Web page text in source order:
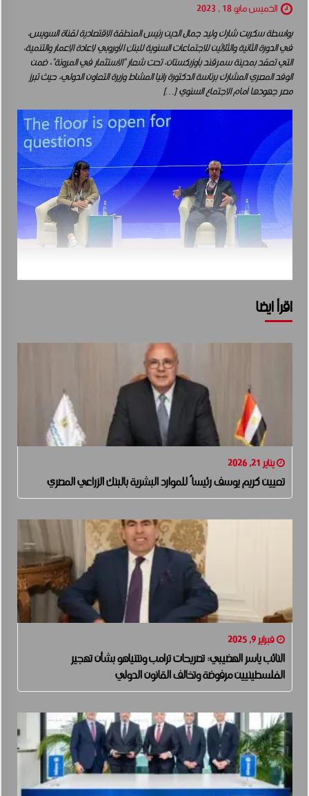
الخميس مايو 18 , 2023
بواسطة سكربت شارك وليد جمال الدين رئيس المنطقة الاقتصادية لقناة السويس،
في الدورة الثانية والثلاثين للاجتماعات السنوية للبنك الأوروبي لإعادة الإعمار والتنمية،
التي تعقد بمدينة سمرقند بأوزبكستان، تحت شعار “الاستثمار في المرونة”، ضمن
الوفد المصري المشارك برئاسة الدكتورة رانيا المشاط وزيرة التعاون الدولي، حيث تبرز
مصر جهودها أمام الاجتماع السنوي […]
اقرأ ايضا
يناير 21, 2026
تعيين كريم يوسف رئيساً للموارد البشرية بالبنك الزراعي المصري
فبراير 9, 2025
النائب ياسر الهضيبي: تصريحات ترامب ونتنياهو بشأن تهجير
الفلسطينيين مرفوضة وتخالف القانون الدولي